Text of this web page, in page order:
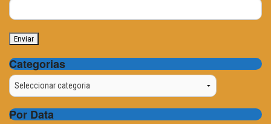
Categorias
Categorias
Por Data